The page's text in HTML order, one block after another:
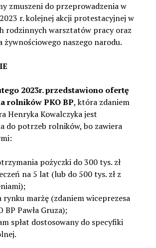
zmuszeni do przeprowadzenia w
r. kolejnej akcji protestacyjnej w
rodzinnych warsztatów pracy oraz
żywnościowego naszego narodu.
2023r. przedstawiono ofertę
rolników PKO BP, która zdaniem
Henryka Kowalczyka jest
do potrzeb rolników, bo zawiera
pożyczki do 300 tys. zł
na 5 lat (lub do 500 tys. zł z
rynku marżę (zdaniem wiceprezesa
BP Pawła Gruza);
spłat dostosowany do specyfiki